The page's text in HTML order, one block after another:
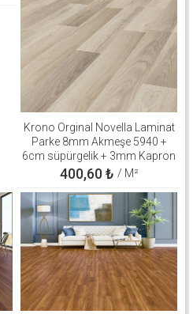
Krono Orginal Novella Laminat
Parke 8mm Akmeşe 5940 +
6cm süpürgelik + 3mm Kapron
Takım
400,60₺ / M²